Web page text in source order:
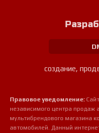
создание,
Правовое уведомление:
независимого центра продаж
мультибрендового магазина
автомобилей. Данный